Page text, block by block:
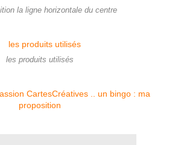
la ligne horizontale du centre
les produits utilisés